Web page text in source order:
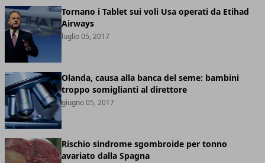
Tornano i Tablet sui voli Usa operati da Etihad
Airways
luglio 05, 2017
Olanda, causa alla banca del seme: bambini
troppo somiglianti al direttore
giugno 05, 2017
Rischio sindrome sgombroide per tonno
avariato dalla Spagna